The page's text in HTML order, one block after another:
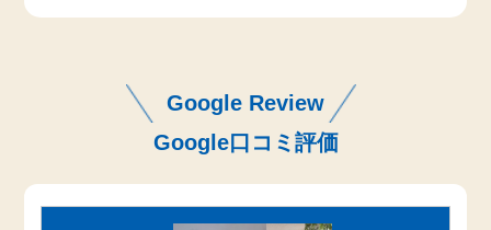
Google Review
Google口コミ評価